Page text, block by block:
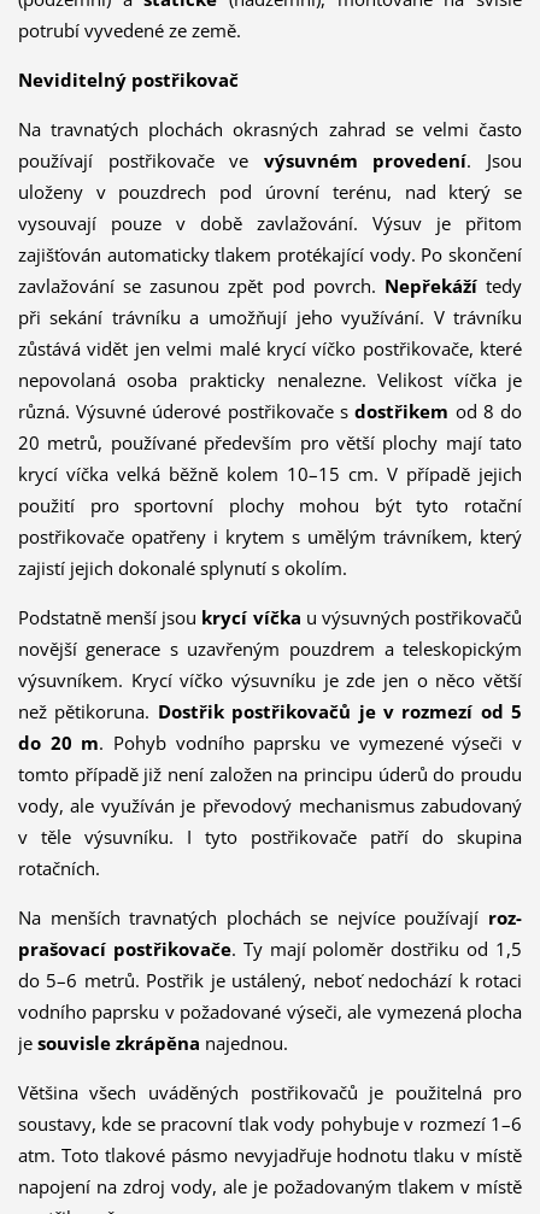
potrubí vyvedené ze země.
Neviditelný postřikovač
Na travnatých plochách okrasných zahrad se velmi často
používají postřikovače ve výsuvném provedení. Jsou
uloženy v pouzdrech pod úrovní terénu, nad který se
vysouvají pouze v době zavlažování. Výsuv je přitom
zajišťován automaticky tlakem protékající vody. Po skončení
zavlažování se zasunou zpět pod povrch. Nepřekážítedy
při sekání trávníku a umožňují jeho využívání. V trávníku
zůstává vidět jen velmi malé krycí víčko postřikovače, které
nepovolaná osoba prakticky nenalezne. Velikost víčka je
různá. Výsuvné úderové postřikovače sdostřikem od 8 do
20 metrů, používané především pro větší plochy mají tato
krycí víčka velká běžně kolem 10–15 cm. V případě jejich
použití pro sportovní plochy mohou být tyto rotační
postřikovače opatřeny i krytem s umělým trávníkem, kte­rý
zajistí jejich dokonalé splynutí s okolím.
Podstatně menší jsou krycí víčka u výsuvných postřikovačů
novější generace s uzavřeným pouzdrem a teleskopickým
výsuvníkem. Krycí víčko výsuvníku je zde jen o něco větší
než pětikoruna. Dostřik postřikovačů je v rozmezí od 5
do 20 m. Pohyb vodního paprsku ve vymezené výseči v
tomto případě již není založen na principu úderů do proudu
vody, ale využíván je převodový mechanismus zabudovaný
v těle výsuvníku. I tyto postřikovače patří do skupina
rotačních.
Na menších travnatých plo­chách se nejvíce používají roz­
prašovací postřikovače. Ty mají poloměr dostřiku od 1,5
do 5–6 metrů. Postřik je ustálený, neboť ne­dochází k rotaci
vodního paprsku v požadované výseči, ale vymezená plocha
je souvisle zkrá­pěna najednou.
Většina všech uváděných postřikovačů je použitelná pro
soustavy, kde se pracovní tlak vody pohybuje v rozmezí 1–6
atm. Toto tlakové pásmo nevyjadřuje hodnotu tlaku v místě
napojení na zdroj vody, ale je požadovaným tlakem v místě